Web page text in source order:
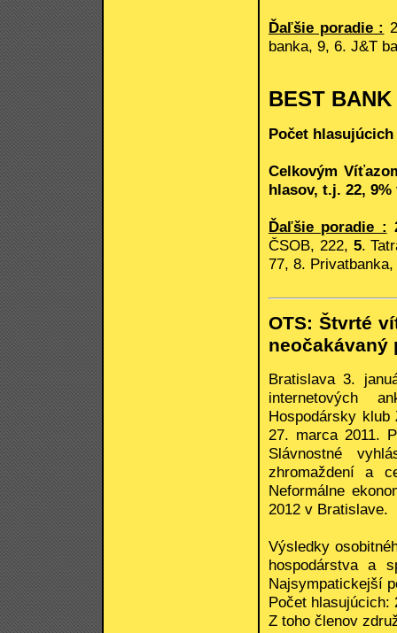
Ďaľšie poradie :
banka, 9, 6. J&T
BEST BANK
Počet
Celkovým
hlasov, t.j. 22,
Ďaľšie poradie :
ČSOB, 222, 5.
77, 8.
OTS: Štvrté
neočakávaný
Bratislava 3.
internetových
Hospodársky
27. marca 2011.
Slávnostné
zhromaždení a
Neformálne
2012 v Bratislave.
Výsledky
hospodárstva a
Najsympatickejší
Počet hlasujúcich:
Z toho členov